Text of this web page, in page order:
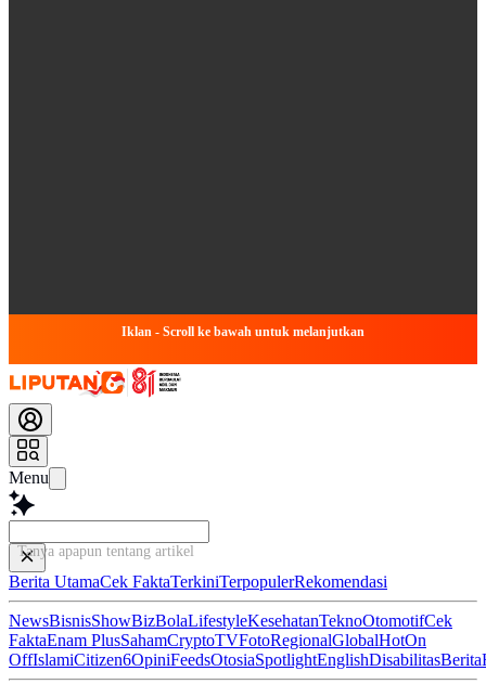
Iklan - Scroll ke bawah untuk melanjutkan
Menu
Tanya apapun tentang artikel ini...
Berita UtamaCek FaktaTerkiniTerpopulerRekomendasi
NewsBisnisShowBizBolaLifestyleKesehatanTeknoOtomotifCek
FaktaEnam PlusSahamCryptoTVFotoRegionalGlobalHotOn
OffIslamiCitizen6OpiniFeedsOtosiaSpotlightEnglishDisabilitasBerita